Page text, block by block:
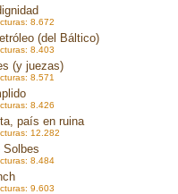
8.672
(del Báltico)
8.403
(y juezas)
8.571
8.426
país en ruina
12.282
Solbes
8.484
9.603